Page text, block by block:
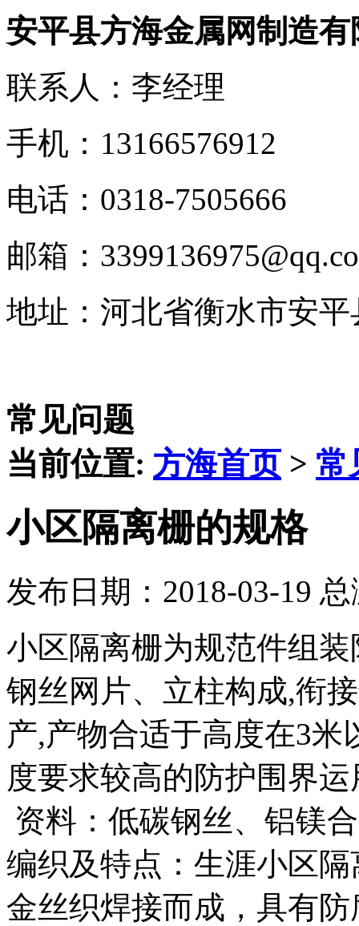
安平县方海金属网制造有
联系人：李经理
手机：13166576912
电话：0318-7505666
邮箱：
地址：河北省衡水市安
常见问题
当前位置: 方海首页> 常
小区隔离栅的规格
发布日期：2018-03-19
小区隔离栅为规范件组
钢丝网片、立柱构成,衔
产,产物合适于高度在3
度要求较高的防护围界运
资料：低碳钢丝、铝镁
编织及特点：生涯小区
金丝织焊接而成，具有